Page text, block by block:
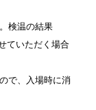
検温の結果
ていただく場合
で、入場時に消